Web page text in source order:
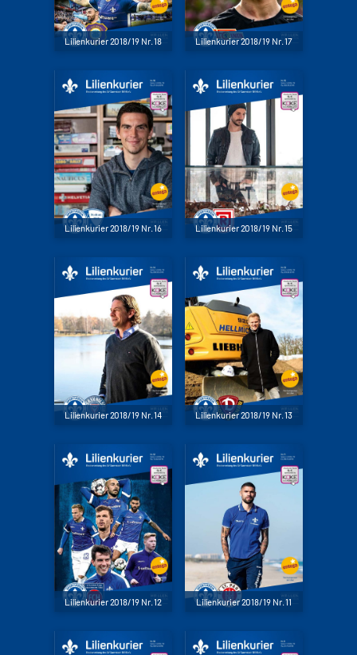
Lilienkurier 2018/19 Nr. 18 Lilienkurier 2018/19 Nr. 17
Lilienkurier 2018/19 Nr. 16 Lilienkurier 2018/19 Nr. 15
Lilienkurier 2018/19 Nr. 14 Lilienkurier 2018/19 Nr. 13
Lilienkurier 2018/19 Nr. 12 Lilienkurier 2018/19 Nr. 11